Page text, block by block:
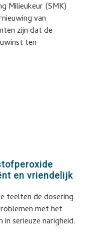
Milieukeur (SMK)
van
zijn dat de
ten
en vriendelijk
teelten de dosering
met het
serieuze narigheid.